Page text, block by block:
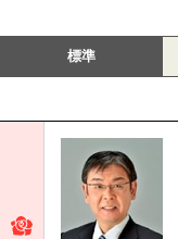
標準